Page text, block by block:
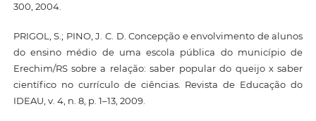
300, 2004.
PRIGOL, S.; PINO, J. C. D. Concepção e envolvimento de alunos
do ensino médio de uma escola pública do município de
Erechim/RS sobre a relação: saber popular do queijo x saber
científico no currículo de ciências. Revista de Educação do
IDEAU, v. 4, n. 8, p. 1–13, 2009.